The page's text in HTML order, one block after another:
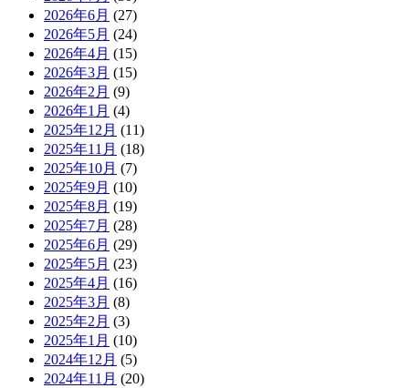
2026年6月 (27)
2026年5月 (24)
2026年4月 (15)
2026年3月 (15)
2026年2月 (9)
2026年1月 (4)
2025年12月 (11)
2025年11月 (18)
2025年10月 (7)
2025年9月 (10)
2025年8月 (19)
2025年7月 (28)
2025年6月 (29)
2025年5月 (23)
2025年4月 (16)
2025年3月 (8)
2025年2月 (3)
2025年1月 (10)
2024年12月 (5)
2024年11月 (20)